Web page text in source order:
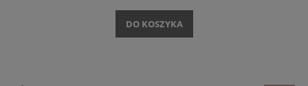
DO KOSZYKA